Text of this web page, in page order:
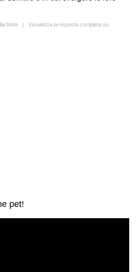
fonte | Visualizza la risposta completa su
pet!